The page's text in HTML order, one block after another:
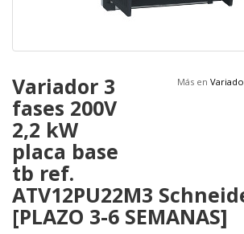
Más en
Variador 3
fases 200V
2,2 kW
placa base
tb ref.
ATV12PU22M3
[PLAZO 3-6 SEMANAS]